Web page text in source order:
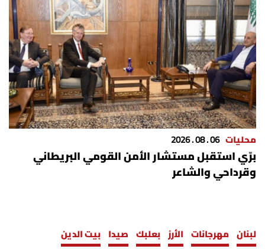
محليات 06 . 08 . 2026
برّي استقبل مستشار الأمن القومي البريطاني
وقرداحي والشاعر
لبنان مهرجانات الأرز بعلبك صيدا بيت الدين